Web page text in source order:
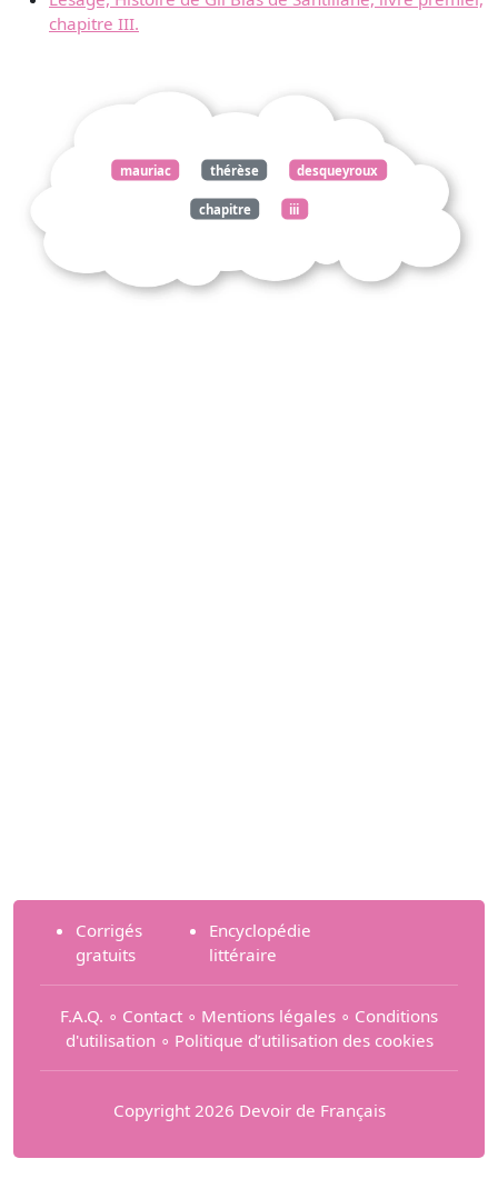
chapitre III.
mauriac thérèse desqueyroux
chapitre iii
Corrigés
gratuits
Encyclopédie
littéraire
F.A.Q. ∘ Contact ∘ Mentions légales ∘ Conditions
d'utilisation ∘ Politique d’utilisation des cookies
Copyright 2026 Devoir de Français